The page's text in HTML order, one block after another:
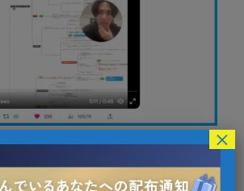
に、僕の会社がおこなったケ
×